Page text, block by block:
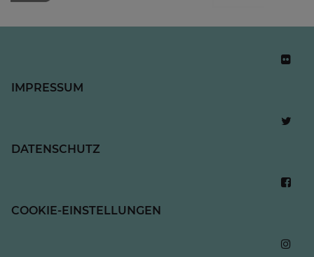
IMPRESSUM
DATENSCHUTZ
COOKIE-EINSTELLUNGEN